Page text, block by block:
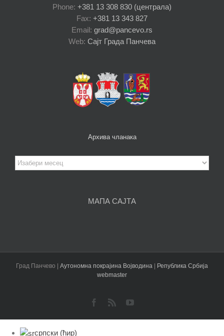
Phone: +381 13 308 830 (централа)
Fax: +381 13 343 827
Email: grad@pancevo.rs
Web: Сајт Града Панчева
Архива чланака
Архива
чланака
МАПА САЈТА
Град Панчево | Аутономна покрајина Војводина | Република Србија
webmaster
Facebook
Rss YouTube
српски (ћир)